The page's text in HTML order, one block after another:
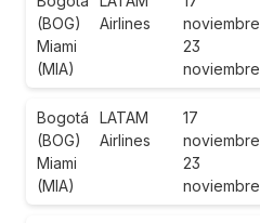
(BOG)
Miami
(MIA)
Airlines
noviembre
23
noviembre
Bogotá
(BOG)
Miami
(MIA)
LATAM
Airlines
17
noviembre
23
noviembre